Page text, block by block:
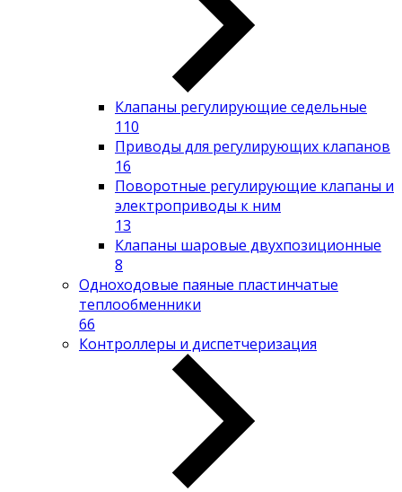
Клапаны регулирующие седельные
110
Приводы для регулирующих клапанов
16
Поворотные регулирующие клапаны и
электроприводы к ним
13
Клапаны шаровые двухпозиционные
8
Одноходовые паяные пластинчатые
теплообменники
66
Контроллеры и диспетчеризация